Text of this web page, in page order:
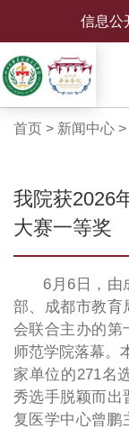
信息公
首页 > 新闻中心>
我院获2026
大赛一等奖
6月6日，由
部、成都市教育
会联合主办的第
师范学院落幕。
家单位的271名
秀选手脱颖而出
复医学中心曾鹏